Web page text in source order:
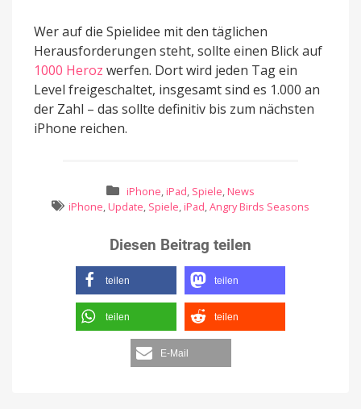
Wer auf die Spielidee mit den täglichen
Herausforderungen steht, sollte einen Blick auf
1000 Heroz werfen. Dort wird jeden Tag ein
Level freigeschaltet, insgesamt sind es 1.000 an
der Zahl – das sollte definitiv bis zum nächsten
iPhone reichen.
iPhone, iPad, Spiele, News
iPhone, Update, Spiele, iPad,Angry Birds Seasons
Diesen Beitrag teilen
teilen teilen
teilen teilen
E-Mail